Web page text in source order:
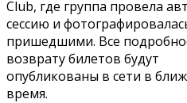
Club, где группа провела
сессию и
пришедшими. Все
возврату билетов будут
опубликованы в сети в
время.